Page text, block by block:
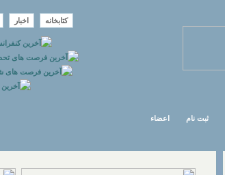
کتابخانه اخبار
اعضاء ثبت نام